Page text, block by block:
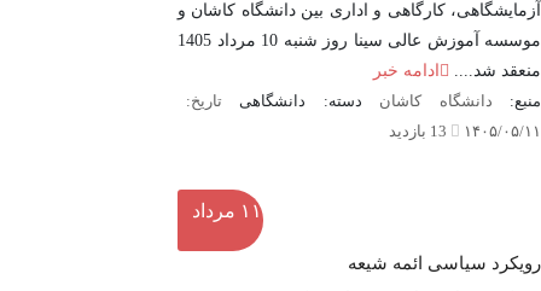
آزمایشگاهی، کارگاهی و اداری بین دانشگاه کاشان و
موسسه آموزش عالی سینا روز شنبه 10 مرداد 1405
منعقد شد....
ادامه خبر
منبع: دانشگاه کاشان دسته: دانشگاهی تاریخ:
۱۴۰۵/۰۵/۱۱
۱۱ مرداد
رویکرد سیاسی ائمه شیعه